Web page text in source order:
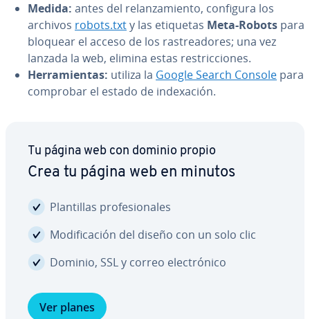
Medida: antes del re­la­n­za­mie­n­to, configura los
archivos robots.txty las etiquetas Meta-Robots para
bloquear el acceso de los ra­s­trea­do­res; una vez
lanzada la web, elimina estas re­s­tri­c­cio­nes.
He­rra­mie­n­tas: utiliza la Google Search Console para
comprobar el estado de in­de­xa­ción.
Tu página web con dominio propio
Crea tu página web en minutos
Pla­n­ti­llas pro­fe­sio­na­les
Mo­di­fi­ca­ción del diseño con un solo clic
Dominio, SSL y correo ele­c­tró­ni­co
Ver planes